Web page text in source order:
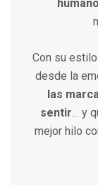
humano
Con su
desde la
las
sentir… y
mejor hilo